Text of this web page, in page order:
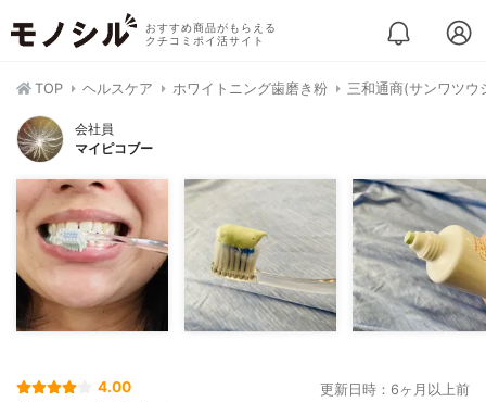
おすすめ商品がもらえる
クチコミポイ活サイト
TOP ヘルスケア ホワイトニング歯磨き粉 三和通商(サンワツウ
会社員
マイピコブー
4.00 更新日時：6ヶ月以上前